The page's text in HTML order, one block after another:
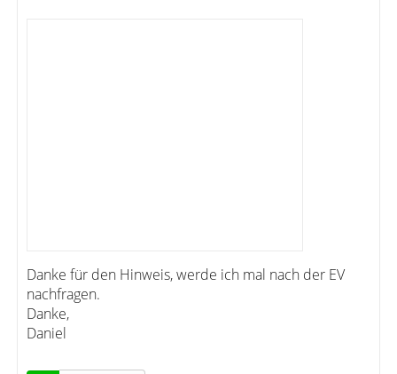
Danke für den Hinweis, werde ich mal nach der EV
nachfragen.
Danke,
Daniel